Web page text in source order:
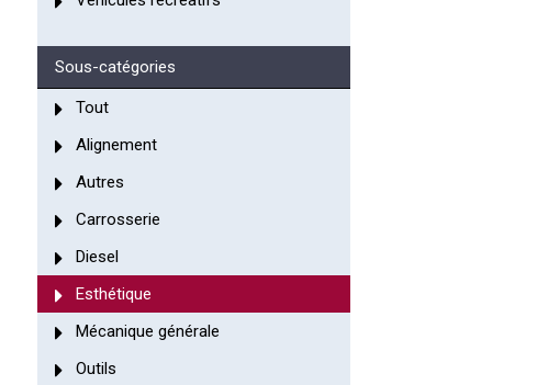
Sous-catégories
Tout
Alignement
Autres
Carrosserie
Diesel
Esthétique
Mécanique générale
Outils